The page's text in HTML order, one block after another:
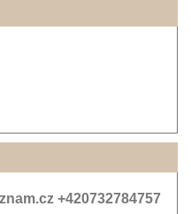
+420732784757